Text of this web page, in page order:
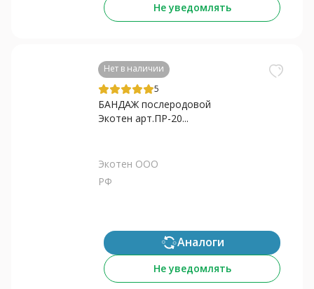
Не уведомлять
Нет в наличии
5
БАНДАЖ послеродовой
Экотен арт.ПР-20...
Экотен ООО
РФ
Аналоги
Не уведомлять